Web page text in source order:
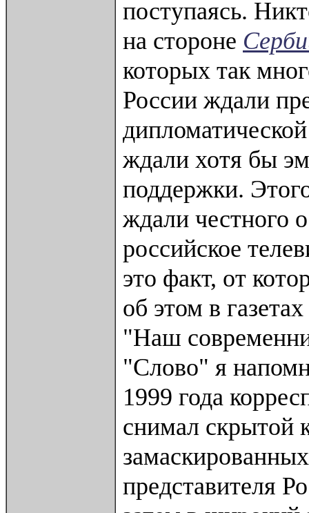
поступаясь.
на стороне
которых так
России ждали
ждали хотя бы
поддержки.
ждали честного
российское
это факт, от
об этом в
"Наш
"Слово" я
1999 года
снимал скрытой
представителя